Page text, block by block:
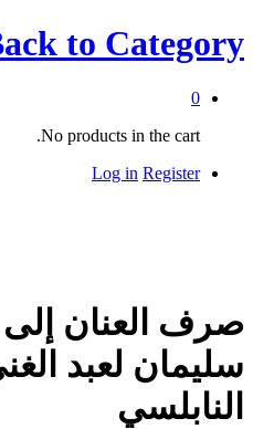
to Category
0
No products in the cart.
Log in Register
صرف العنان
سليمان لعبد
النابلسي